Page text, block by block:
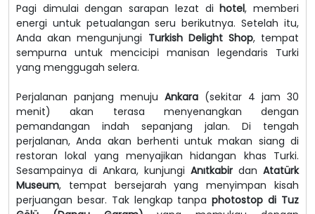
Pagi dimulai dengan sarapan lezat dihotel, memberi
energi untuk petualangan seru berikutnya. Setelah itu,
Anda akan mengunjungi Turkish Delight Shop, tempat
sempurna untuk mencicipi manisan legendaris Turki
yang menggugah selera.
Perjalanan panjang menuju Ankara (sekitar 4 jam 30
menit) akan terasa menyenangkan dengan
pemandangan indah sepanjang jalan. Di tengah
perjalanan, Anda akan berhenti untuk makan siang di
restoran lokal yang menyajikan hidangan khas Turki.
Sesampainya di Ankara, kunjungi Anıtkabir dan Atatürk
Museum, tempat bersejarah yang menyimpan kisah
perjuangan besar. Tak lengkap tanpaphotostop di Tuz